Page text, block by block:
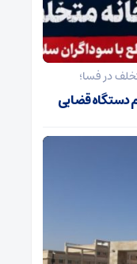
در فسا؛
دستگاه قضایی